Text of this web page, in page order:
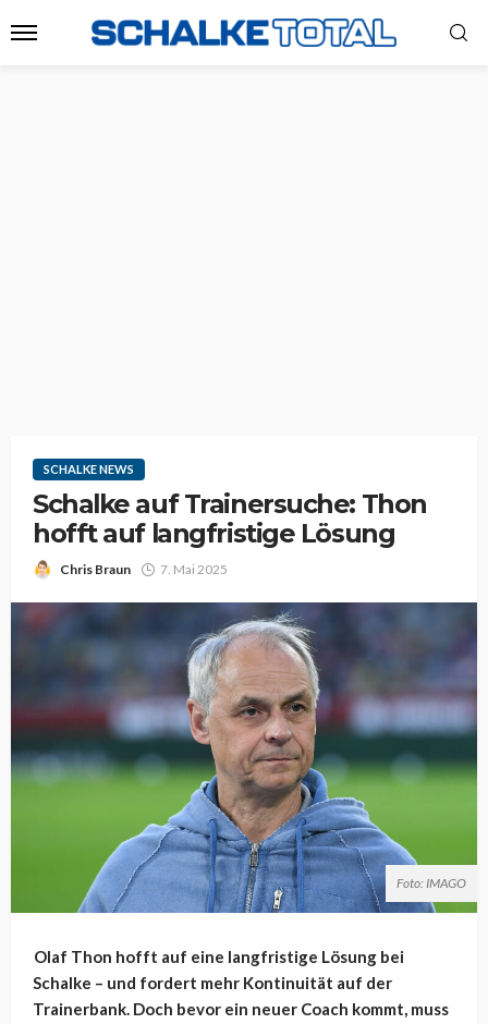
SCHALKE NEWS
Schalke auf Trainersuche: Thon
hofft auf langfristige Lösung
Chris Braun 7. Mai 2025
Foto: IMAGO
Olaf Thon hofft auf eine langfristige Lösung bei
Schalke – und fordert mehr Kontinuität auf der
Trainerbank. Doch bevor ein neuer Coach kommt, muss